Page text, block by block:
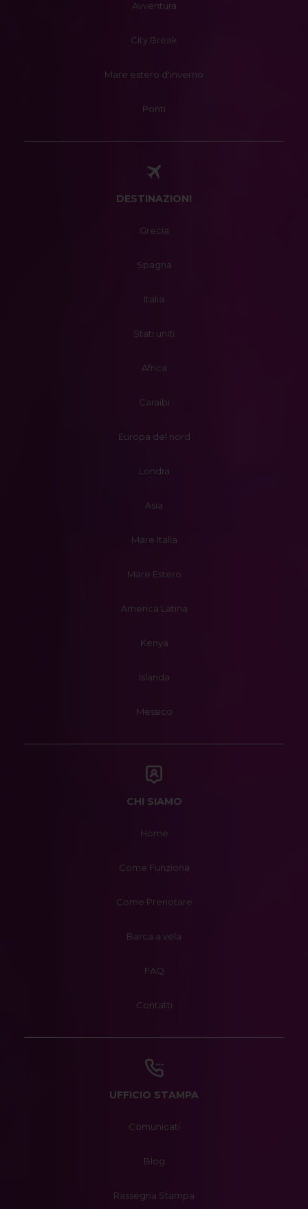
Avventura
City Break
Mare estero d'inverno
Ponti
DESTINAZIONI
Grecia
Spagna
Italia
Stati uniti
Africa
Caraibi
Europa del nord
Londra
Asia
Mare Italia
Mare Estero
America Latina
Kenya
Islanda
Messico
CHI SIAMO
Home
Come Funziona
Come Prenotare
Barca a vela
FAQ
Contatti
UFFICIO STAMPA
Comunicati
Blog
Rassegna Stampa